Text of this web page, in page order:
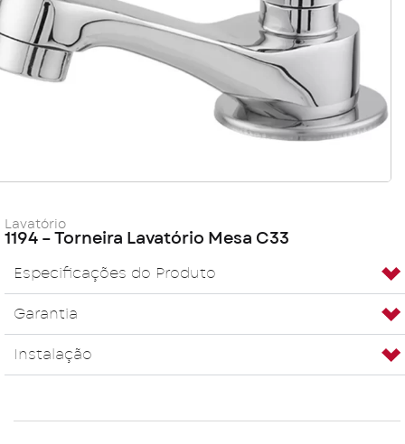
Lavatório
1194 – Torneira Lavatório Mesa C33
Especificações do Produto
Garantia
Instalação